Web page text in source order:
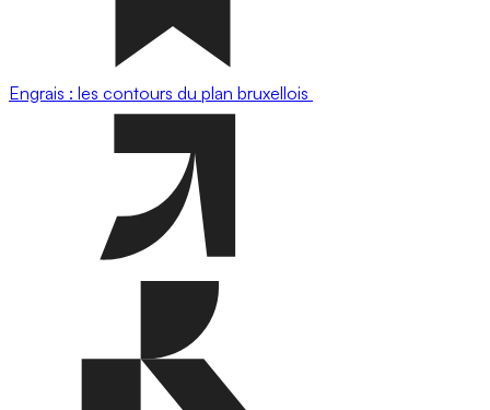
Engrais : les contours du plan bruxellois